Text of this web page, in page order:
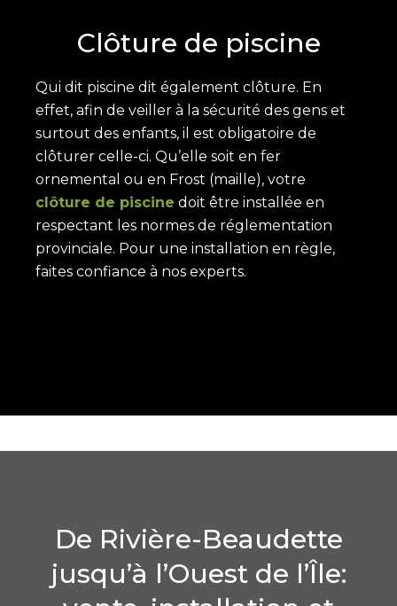
Clôture de piscine
Qui dit piscine dit également clôture. En
effet, afin de veiller à la sécurité des gens et
surtout des enfants, il est obligatoire de
clôturer celle-ci. Qu’elle soit en fer
ornemental ou en Frost (maille), votre
clôture de piscine doit être installée en
respectant les normes de réglementation
provinciale. Pour une installation en règle,
faites confiance à nos experts.
De Rivière-Beaudette
jusqu’à l’Ouest de l’Île: